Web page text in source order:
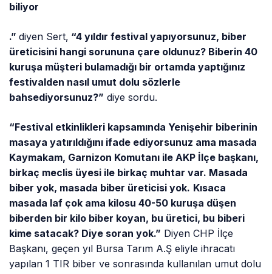
biliyor
.”diyen Sert, “4 yıldır festival yapıyorsunuz, biber
üreticisini hangi sorununa çare oldunuz? Biberin 40
kuruşa müşteri bulamadığı bir ortamda yaptığınız
festivalden nasıl umut dolu sözlerle
bahsediyorsunuz?” diye sordu.
“Festival etkinlikleri kapsamında Yenişehir biberinin
masaya yatırıldığını ifade ediyorsunuz ama masada
Kaymakam, Garnizon Komutanı ile AKP İlçe başkanı,
birkaç meclis üyesi ile birkaç muhtar var. Masada
biber yok, masada biber üreticisi yok. Kısaca
masada laf çok ama kilosu 40-50 kuruşa düşen
biberden bir kilo biber koyan, bu üretici, bu biberi
kime satacak? Diye soran yok.” Diyen CHP İlçe
Başkanı, geçen yıl Bursa Tarım A.Ş eliyle ihracatı
yapılan 1 TIR biber ve sonrasında kullanılan umut dolu